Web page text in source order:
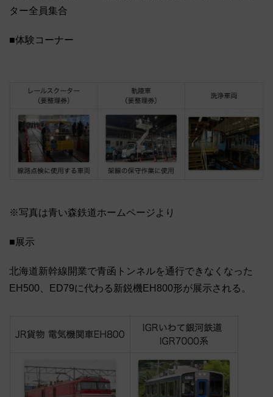
ター全員集合
■体験コーナー
※写真は青い森鉄道ホームページより
■展示
北海道新幹線開業で青函トンネルを通行できなくなった
EH500、ED79に代わる新鋭機EH800形が展示される。